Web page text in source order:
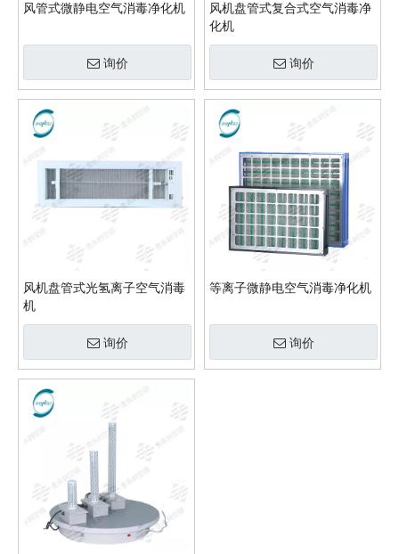
风管式微静电空气消毒净化机
询价
风机盘管式复合式空气消毒净
化机
询价
风机盘管式光氢离子空气消毒
机
询价
等离子微静电空气消毒净化机
询价